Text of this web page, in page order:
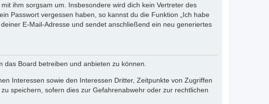
ihm sorgsam um. Insbesondere wird dich kein Vertreter des
Passwort vergessen haben, so kannst du die Funktion „Ich habe
E-Mail-Adresse und sendet anschließend ein neu generiertes
Board betreiben und anbieten zu können.
Interessen sowie den Interessen Dritter, Zeitpunkte von Zugriffen
speichern, sofern dies zur Gefahrenabwehr oder zur rechtlichen